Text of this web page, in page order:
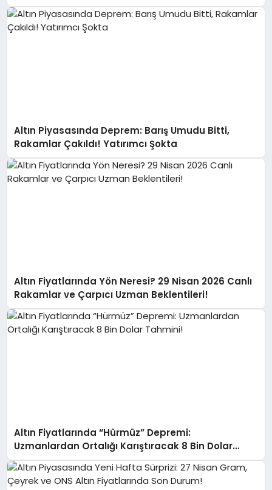
Altın Piyasasında Deprem: Barış Umudu Bitti,
Rakamlar Çakıldı! Yatırımcı Şokta
Altın Fiyatlarında Yön Neresi? 29 Nisan 2026 Canlı
Rakamlar ve Çarpıcı Uzman Beklentileri!
Altın Fiyatlarında “Hürmüz” Depremi:
Uzmanlardan Ortalığı Karıştıracak 8 Bin Dolar
Tahmini!